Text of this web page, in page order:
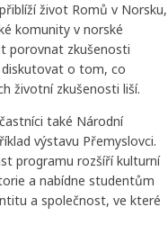
život Romů v Norsku,
komunity v norské
porovnat zkušenosti
diskutovat o tom, co
životní zkušenosti liší.
také Národní
výstavu Přemyslovci.
programu rozšíří kulturní
a nabídne studentům
a společnost, ve které